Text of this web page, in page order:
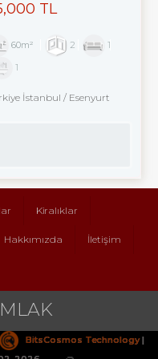
TL
60m² 2
1
1
İstanbul / Esenyurt
Kiralıklar
Hakkımızda İletişim
BitsCosmos Technology|